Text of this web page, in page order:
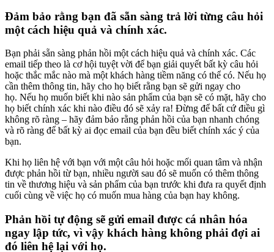
Đảm bảo rằng bạn đã sẵn sàng trả lời từng câu hỏi
một cách hiệu quả và chính xác.
Bạn phải sẵn sàng phản hồi một cách hiệu quả và chính xác. Các
email tiếp theo là cơ hội tuyệt vời để bạn giải quyết bất kỳ câu hỏi
hoặc thắc mắc nào mà một khách hàng tiềm năng có thể có. Nếu họ
cần thêm thông tin, hãy cho họ biết rằng bạn sẽ gửi ngay cho
họ. Nếu họ muốn biết khi nào sản phẩm của bạn sẽ có mặt, hãy cho
họ biết chính xác khi nào điều đó sẽ xảy ra! Đừng để bất cứ điều gì
không rõ ràng – hãy đảm bảo rằng phản hồi của bạn nhanh chóng
và rõ ràng để bất kỳ ai đọc email của bạn đều biết chính xác ý của
bạn.
Khi họ liên hệ với bạn với một câu hỏi hoặc mối quan tâm và nhận
được phản hồi từ bạn, nhiều người sau đó sẽ muốn có thêm thông
tin về thương hiệu và sản phẩm của bạn trước khi đưa ra quyết định
cuối cùng về việc họ có muốn mua hàng của bạn hay không.
Phản hồi tự động sẽ gửi email được cá nhân hóa
ngay lập tức, vì vậy khách hàng không phải đợi ai
đó liên hệ lại với họ.